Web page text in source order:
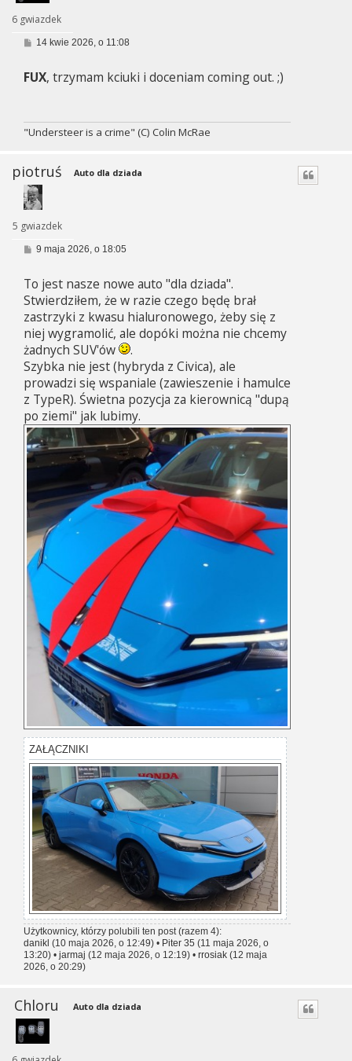
6 gwiazdek
P
t
14 kwie 2026, o 11:08
FUX, trzymam kciuki i doceniam coming out. ;)
"Understeer is a crime" (C) Colin McRae
piotruś
5 gwiazdek
Auto dla dziada
P
t
9 maja 2026, o 18:05
To jest nasze nowe auto "dla dziada".
Stwierdziłem, że w razie czego będę brał
zastrzyki z kwasu hialuronowego, żeby się z
niej wygramolić, ale dopóki można nie chcemy
żadnych SUV'ów
.
Szybka nie jest (hybryda z Civica), ale
prowadzi się wspaniale (zawieszenie i hamulce
z TypeR). Świetna pozycja za kierownicą "dupą
po ziemi" jak lubimy.
ZAŁĄCZNIKI
Użytkownicy, którzy polubili ten post (razem 4):
danikl (10 maja 2026, o 12:49) • Piter 35 (11 maja 2026, o
13:20) • jarmaj (12 maja 2026, o 12:19) • rrosiak (12 maja
2026, o 20:29)
Chloru Auto dla dziada